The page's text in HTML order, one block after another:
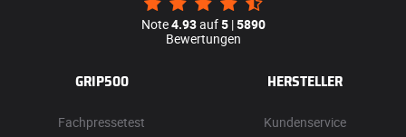
Note4.93auf5|5890
Bewertungen
GRIP500
Fachpressetest
HERSTELLER
Kundenservice